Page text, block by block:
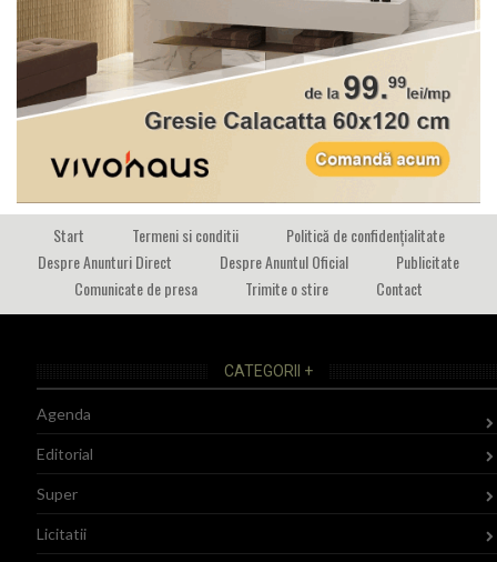
Start Termeni si conditii
Politică de confidențialitate
Despre Anunturi Direct
Despre Anuntul Oficial
Publicitate
Comunicate de presa
Trimite o stire Contact
CATEGORII +
Agenda
Editorial
Super
Licitatii